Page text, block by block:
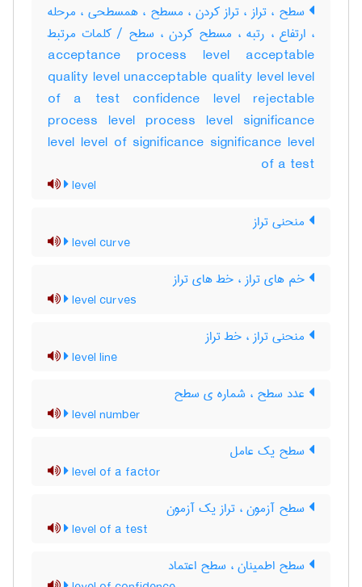
سطح ، تراز ، تراز کردن ، مسطح ، همسطحی ، مرحله
، ارتفاع ، رتبه ، مسطح کردن ، سطح / کلمات مرتبط
acceptance process level acceptable
quality level unacceptable quality level level
of a test confidence level rejectable
process level process level significance
level level of significance significance level
of a test
level
منحنی تراز
level curve
خم های تراز ، خط های تراز
level curves
منحنی تراز ، خط تراز
level line
عدد سطح ، شماره ی سطح
level number
سطح یک عامل
level of a factor
سطح آزمون ، تراز یک آزمون
level of a test
سطح اطمینان ، سطح اعتماد